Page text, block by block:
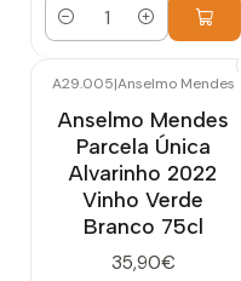
Cantidad
A29.005|Anselmo Mendes
Anselmo Mendes
Parcela Única
Alvarinho 2022
Vinho Verde
Branco 75cl
35,90€